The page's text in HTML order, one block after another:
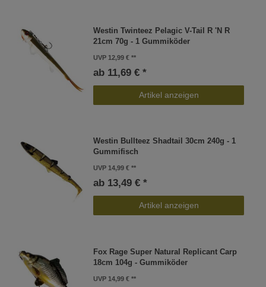
Westin Twinteez Pelagic V-Tail R 'N R
21cm 70g - 1 Gummiköder
UVP 12,99 €
ab 11,69 € *
Artikel anzeigen
Westin Bullteez Shadtail 30cm 240g - 1
Gummifisch
UVP 14,99 €
ab 13,49 € *
Artikel anzeigen
Fox Rage Super Natural Replicant Carp
18cm 104g - Gummiköder
UVP 14,99 €